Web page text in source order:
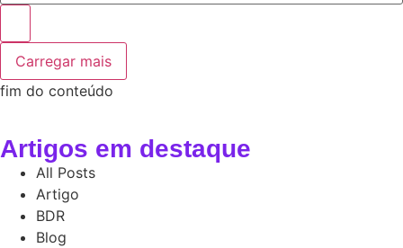
Carregar mais
fim do conteúdo
Artigos em destaque
All Posts
Artigo
BDR
Blog